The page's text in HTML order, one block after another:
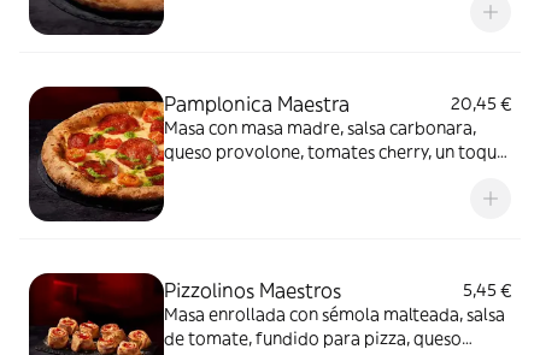
Pamplonica Maestra
20,45 €
Masa con masa madre, salsa carbonara,
queso provolone, tomates cherry, un toque
Pizzolinos Maestros
5,45 €
Masa enrollada con sémola malteada, salsa
de tomate, fundido para pizza, queso